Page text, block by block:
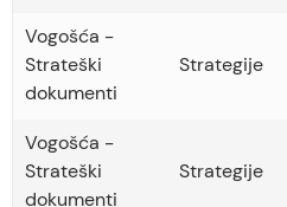
Vogošća -
Strateški
dokumenti
Strategije
Vogošća -
Strateški
dokumenti
Strategije